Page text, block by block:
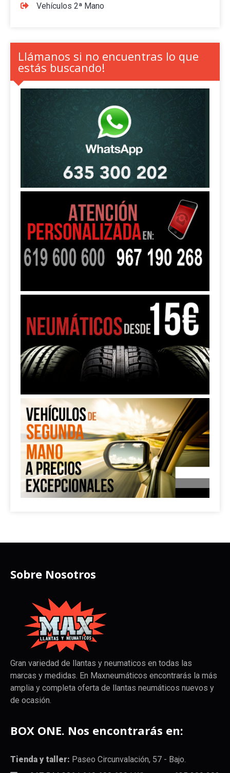
Vehículos 2ª Mano
Llámanos si no encuentras lo que
estás buscando!
Sobre Nosotros
Gran variedad de llantas y neumaticos en todas las
marcas y medidas. En Maxneumáticos encontrarás la más
amplia y completa oferta de llantas neumáticos nuevos y
de ocasión.
BOX ONE. Nos encontrarás en:
Tienda y taller: Paseo Circunvalación, 57 - Bajo.